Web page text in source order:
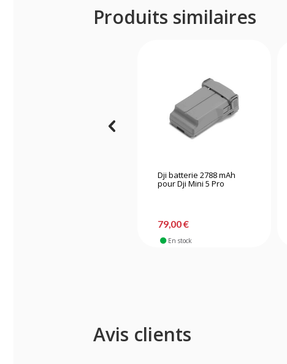
Produits similaires
Dji batterie 2788 mAh
pour Dji Mini 5 Pro
79,00 €
En stock
Avis clients